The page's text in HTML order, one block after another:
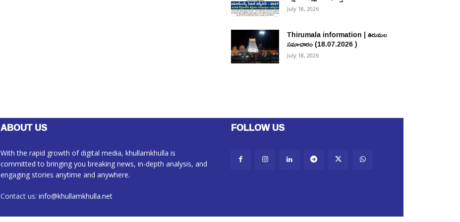
July 18, 2026
Thirumala information | తిరుమల
సమాచారం (18.07.2026 )
July 18, 2026
ABOUT US
With the rapid growth of digital media, khullamkhulla is
committed to bringing you breaking news, in-depth analysis, and
engaging stories anytime and anywhere.
Contact us: info@khullamkhulla.net
FOLLOW US